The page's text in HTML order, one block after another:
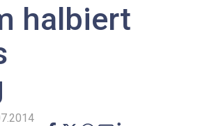
Artificial
halbiert